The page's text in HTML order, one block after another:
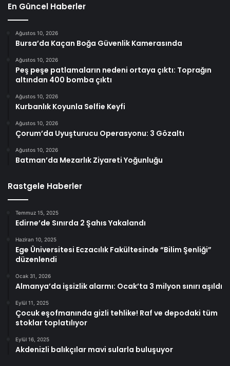
En Güncel Haberler
Ağustos 10, 2026
Bursa’da Kaçan Boğa Güvenlik Kamerasında
Ağustos 10, 2026
Peş peşe patlamaların nedeni ortaya çıktı: Toprağın
altından 400 bomba çıktı
Ağustos 10, 2026
Kurbanlık Koyunla Selfie Keyfi
Ağustos 10, 2026
Çorum’da Uyuşturucu Operasyonu: 3 Gözaltı
Ağustos 10, 2026
Batman’da Mezarlık Ziyareti Yoğunluğu
Rastgele Haberler
Temmuz 15, 2025
Edirne’de Sınırda 2 Şahıs Yakalandı
Haziran 10, 2025
Ege Üniversitesi Eczacılık Fakültesinde “Bilim Şenliği”
düzenlendi
Ocak 31, 2026
Almanya’da işsizlik alarmı: Ocak’ta 3 milyon sınırı aşıldı
Eylül 11, 2025
Çocuk eşofmanında gizli tehlike! Raf ve depodaki tüm
stoklar toplatılıyor
Eylül 16, 2025
Akdenizli balıkçılar mavi sularla buluşuyor